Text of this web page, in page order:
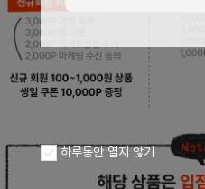
페이코 ID로
하루동안 열지 않기